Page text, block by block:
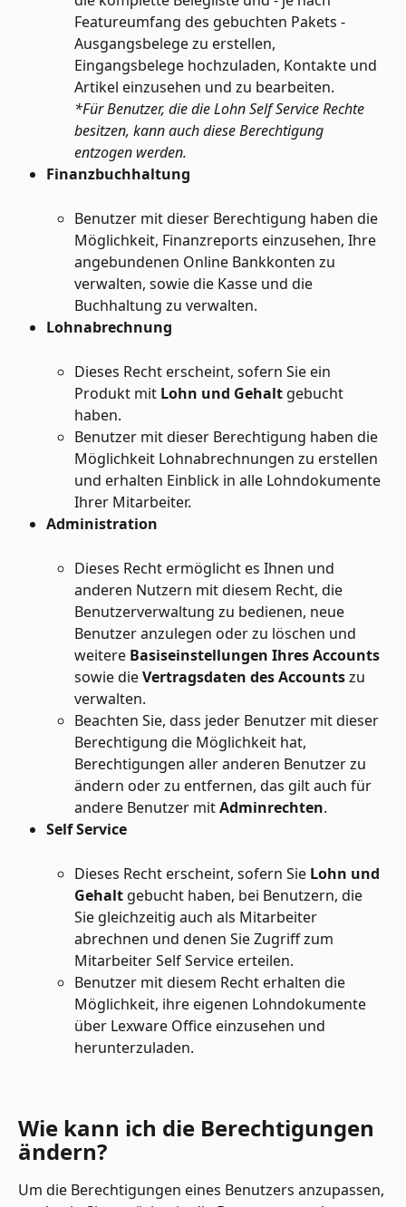
Featureumfang des gebuchten Pakets -
Ausgangsbelege zu erstellen,
Eingangsbelege hochzuladen, Kontakte und
Artikel einzusehen und zu bearbeiten.
*Für Benutzer, die die Lohn Self Service Rechte
besitzen, kann auch diese Berechtigung
entzogen werden.
Finanzbuchhaltung
Benutzer mit dieser Berechtigung haben die
Möglichkeit, Finanzreports einzusehen, Ihre
angebundenen Online Bankkonten zu
verwalten, sowie die Kasse und die
Buchhaltung zu verwalten.
Lohnabrechnung
Dieses Recht erscheint, sofern Sie ein
Produkt mit Lohn und Gehalt gebucht
haben.
Benutzer mit dieser Berechtigung haben die
Möglichkeit Lohnabrechnungen zu erstellen
und erhalten Einblick in alle Lohndokumente
Ihrer Mitarbeiter.
Administration
Dieses Recht ermöglicht es Ihnen und
anderen Nutzern mit diesem Recht, die
Benutzerverwaltung zu bedienen, neue
Benutzer anzulegen oder zu löschen und
weitere Basiseinstellungen Ihres Accounts
sowie die Vertragsdaten des Accounts zu
verwalten.
Beachten Sie, dass jeder Benutzer mit dieser
Berechtigung die Möglichkeit hat,
Berechtigungen aller anderen Benutzer zu
ändern oder zu entfernen, das gilt auch für
andere Benutzer mit Adminrechten.
Self Service
Dieses Recht erscheint, sofern Sie Lohn und
Gehalt gebucht haben, bei Benutzern, die
Sie gleichzeitig auch als Mitarbeiter
abrechnen und denen Sie Zugriff zum
Mitarbeiter Self Service erteilen.
Benutzer mit diesem Recht erhalten die
Möglichkeit, ihre eigenen Lohndokumente
über Lexware Office einzusehen und
herunterzuladen.
Wie kann ich die Berechtigungen
ändern?
Um die Berechtigungen eines Benutzers anzupassen,